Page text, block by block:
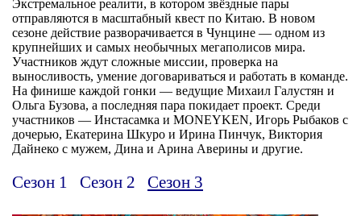
Экстремальное реалити, в котором звёздные пары
отправляются в масштабный квест по Китаю. В новом
сезоне действие разворачивается в Чунцине — одном из
крупнейших и самых необычных мегаполисов мира.
Участников ждут сложные миссии, проверка на
выносливость, умение договариваться и работать в команде.
На финише каждой гонки — ведущие Михаил Галустян и
Ольга Бузова, а последняя пара покидает проект. Среди
участников — Инстасамка и MONEYKEN, Игорь Рыбаков с
дочерью, Екатерина Шкуро и Ирина Пинчук, Виктория
Дайнеко с мужем, Дина и Арина Аверины и другие.
Сезон 1 Сезон 2 Сезон 3